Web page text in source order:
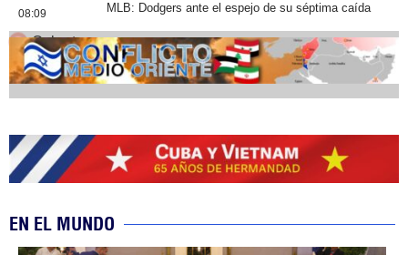
08:09 MLB: Dodgers ante el espejo de su séptima caída
Cobertura
EN EL MUNDO